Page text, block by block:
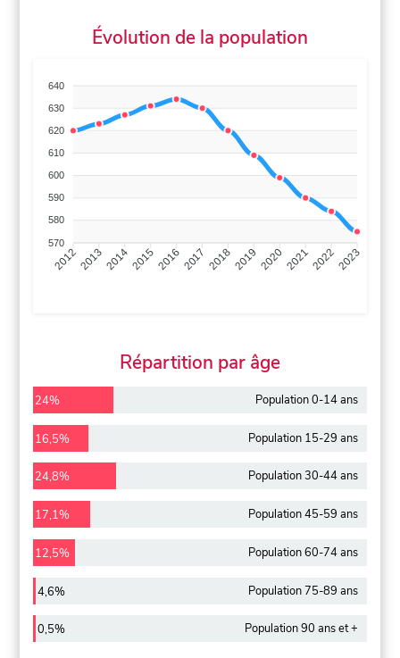
Évolution de la population
640
630
620
610
600
590
580
570
201220132014201520162017 20182019 2020202120222023
Répartition par âge
24% Population 0-14 ans
16,5% Population 15-29 ans
24,8% Population 30-44 ans
17,1% Population 45-59 ans
12,5% Population 60-74 ans
4,6% Population 75-89 ans
0,5% Population 90 ans et +